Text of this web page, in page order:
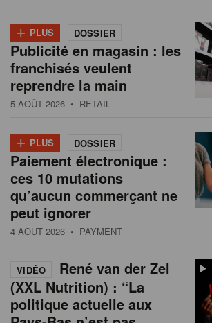
+ PLUS DOSSIER
Publicité en magasin : les
franchisés veulent
reprendre la main
5 AOÛT 2026 • RETAIL
+ PLUS DOSSIER
Paiement électronique :
ces 10 mutations
qu’aucun commerçant ne
peut ignorer
4 AOÛT 2026 • PAYMENT
VIDÉO
René van der Zel
(XXL Nutrition) : “La
politique actuelle aux